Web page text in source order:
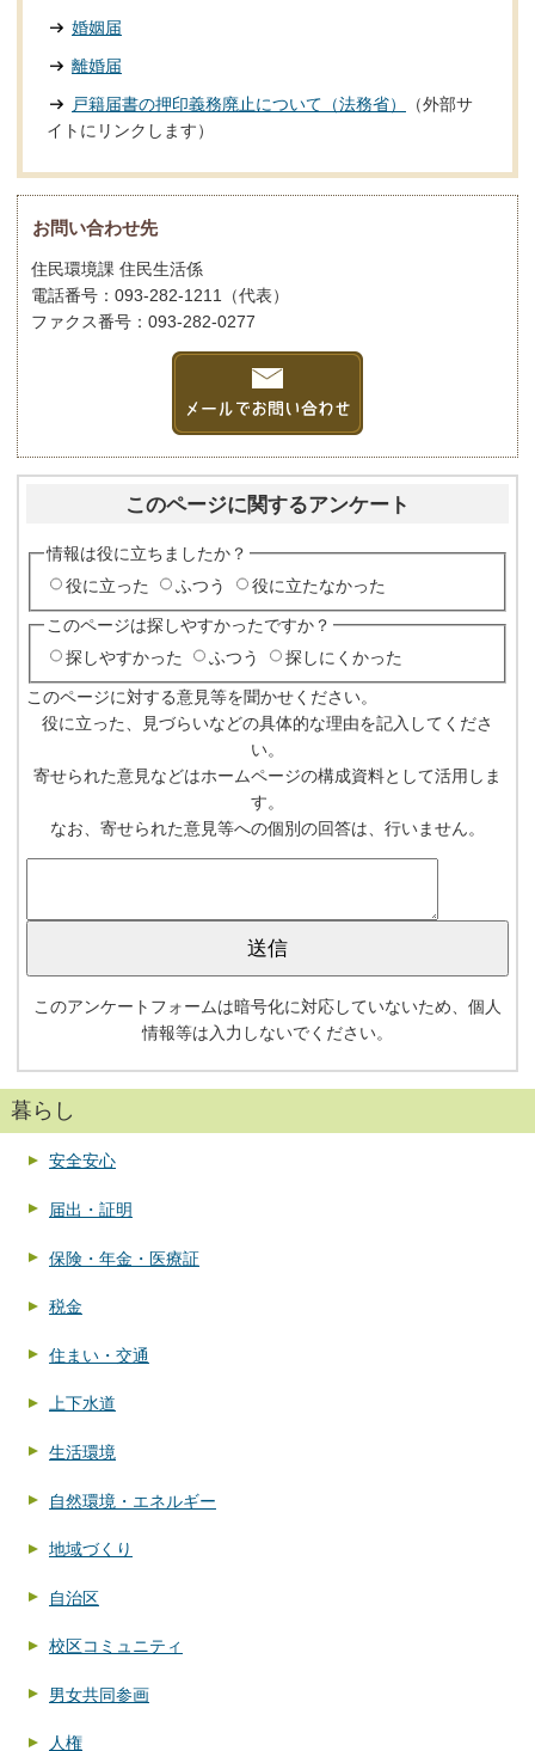
婚姻届
離婚届
戸籍届書の押印義務廃止について（法務省）
（外部サ
イトにリンクします）
お問い合わせ先
住民環境課 住民生活係
電話番号：093-282-1211（代表）
ファクス番号：093-282-0277
このページに関するアンケート
情報は役に立ちましたか？
役に立った
ふつう 役に立たなかった
このページは探しやすかったですか？
探しやすかった
ふつう 探しにくかった
このページに対する意見等を聞かせください。
役に立った、見づらいなどの具体的な理由を記入してくださ
い。
寄せられた意見などはホームページの構成資料として活用しま
す。
なお、寄せられた意見等への個別の回答は、行いません。
このアンケートフォームは暗号化に対応していないため、個人
情報等は入力しないでください。
暮らし
安全安心
届出・証明
保険・年金・医療証
税金
住まい・交通
上下水道
生活環境
自然環境・エネルギー
地域づくり
自治区
校区コミュニティ
男女共同参画
人権